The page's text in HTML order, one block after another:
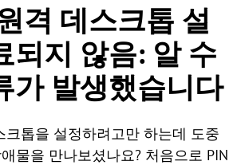
격 데스크톱 설
되지 않음: 알 수
가 발생했습니다
크톱을 설정하려고만 하는데 도중
물을 만나보셨나요? 처음으로 PIN